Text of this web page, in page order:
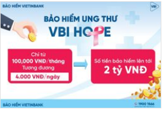
khảo bài viết này.